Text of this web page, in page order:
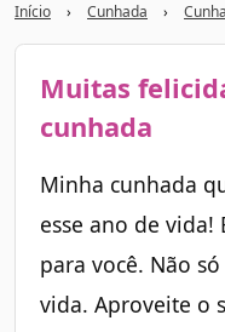
Início › Cunhada ›
Muitas
cunhada
Minha cunhada
esse ano de vida!
para você. Não
vida. Aproveite o